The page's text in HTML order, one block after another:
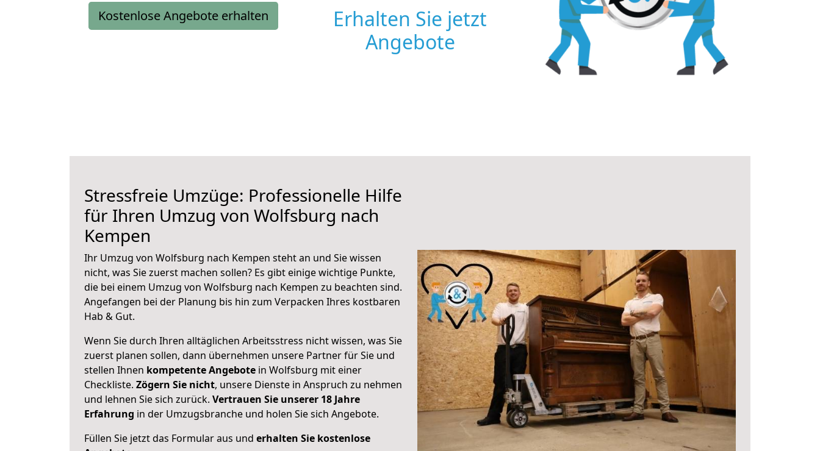
Kostenlose Angebote erhalten
Erhalten Sie jetzt
Angebote
Stressfreie Umzüge: Professionelle Hilfe
für Ihren Umzug von Wolfsburg nach
Kempen
Ihr Umzug von Wolfsburg nach Kempen steht an und Sie wissen
nicht, was Sie zuerst machen sollen? Es gibt einige wichtige Punkte,
die bei einem Umzug von Wolfsburg nach Kempen zu beachten sind.
Angefangen bei der Planung bis hin zum Verpacken Ihres kostbaren
Hab & Gut.
Wenn Sie durch Ihren alltäglichen Arbeitsstress nicht wissen, was Sie
zuerst planen sollen, dann übernehmen unsere Partner für Sie und
stellen Ihnen kompetente Angebote in Wolfsburg mit einer
Checkliste. Zögern Sie nicht, unsere Dienste in Anspruch zu nehmen
und lehnen Sie sich zurück. Vertrauen Sie unserer 18 Jahre
Erfahrung in der Umzugsbranche und holen Sie sich Angebote.
Füllen Sie jetzt das Formular aus und erhalten Sie kostenlose